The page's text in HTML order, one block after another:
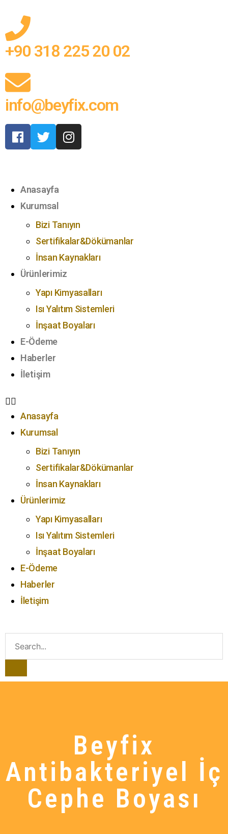
+90 318 225 20 02
info@beyfix.com
Anasayfa
Kurumsal
Bizi Tanıyın
Sertifikalar&Dökümanlar
İnsan Kaynakları
Ürünlerimiz
Yapı Kimyasalları
Isı Yalıtım Sistemleri
İnşaat Boyaları
E-Ödeme
Haberler
İletişim
Anasayfa
Kurumsal
Bizi Tanıyın
Sertifikalar&Dökümanlar
İnsan Kaynakları
Ürünlerimiz
Yapı Kimyasalları
Isı Yalıtım Sistemleri
İnşaat Boyaları
E-Ödeme
Haberler
İletişim
Beyfix
Antibakteriyel İç
Cephe Boyası